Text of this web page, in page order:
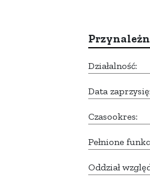
Działalność:
Data
Czasookres:
Pełnione
Oddział